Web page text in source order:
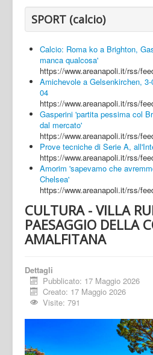
SPORT (calcio)
Calcio: Roma ko a Brighton,
manca qualcosa'
https://www.areanapoli.it/rss/
Amichevole a Gelsenkirchen,
04
https://www.areanapoli.it/rss/
Gasperini 'partita pessima col
dal mercato'
https://www.areanapoli.it/rss/
Prove tecniche di Serie A,
https://www.areanapoli.it/rss/
Amorim 'sapevamo che
Chelsea'
https://www.areanapoli.it/rss/
CULTURA - VILLA
PAESAGGIO DELLA
AMALFITANA
Dettagli
Pubblicato: 17 Maggio 2026
Creato: 17 Maggio 2026
Visite: 791